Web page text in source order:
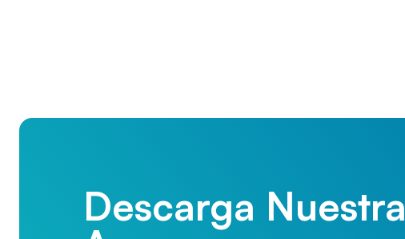
Descarga Nuestra